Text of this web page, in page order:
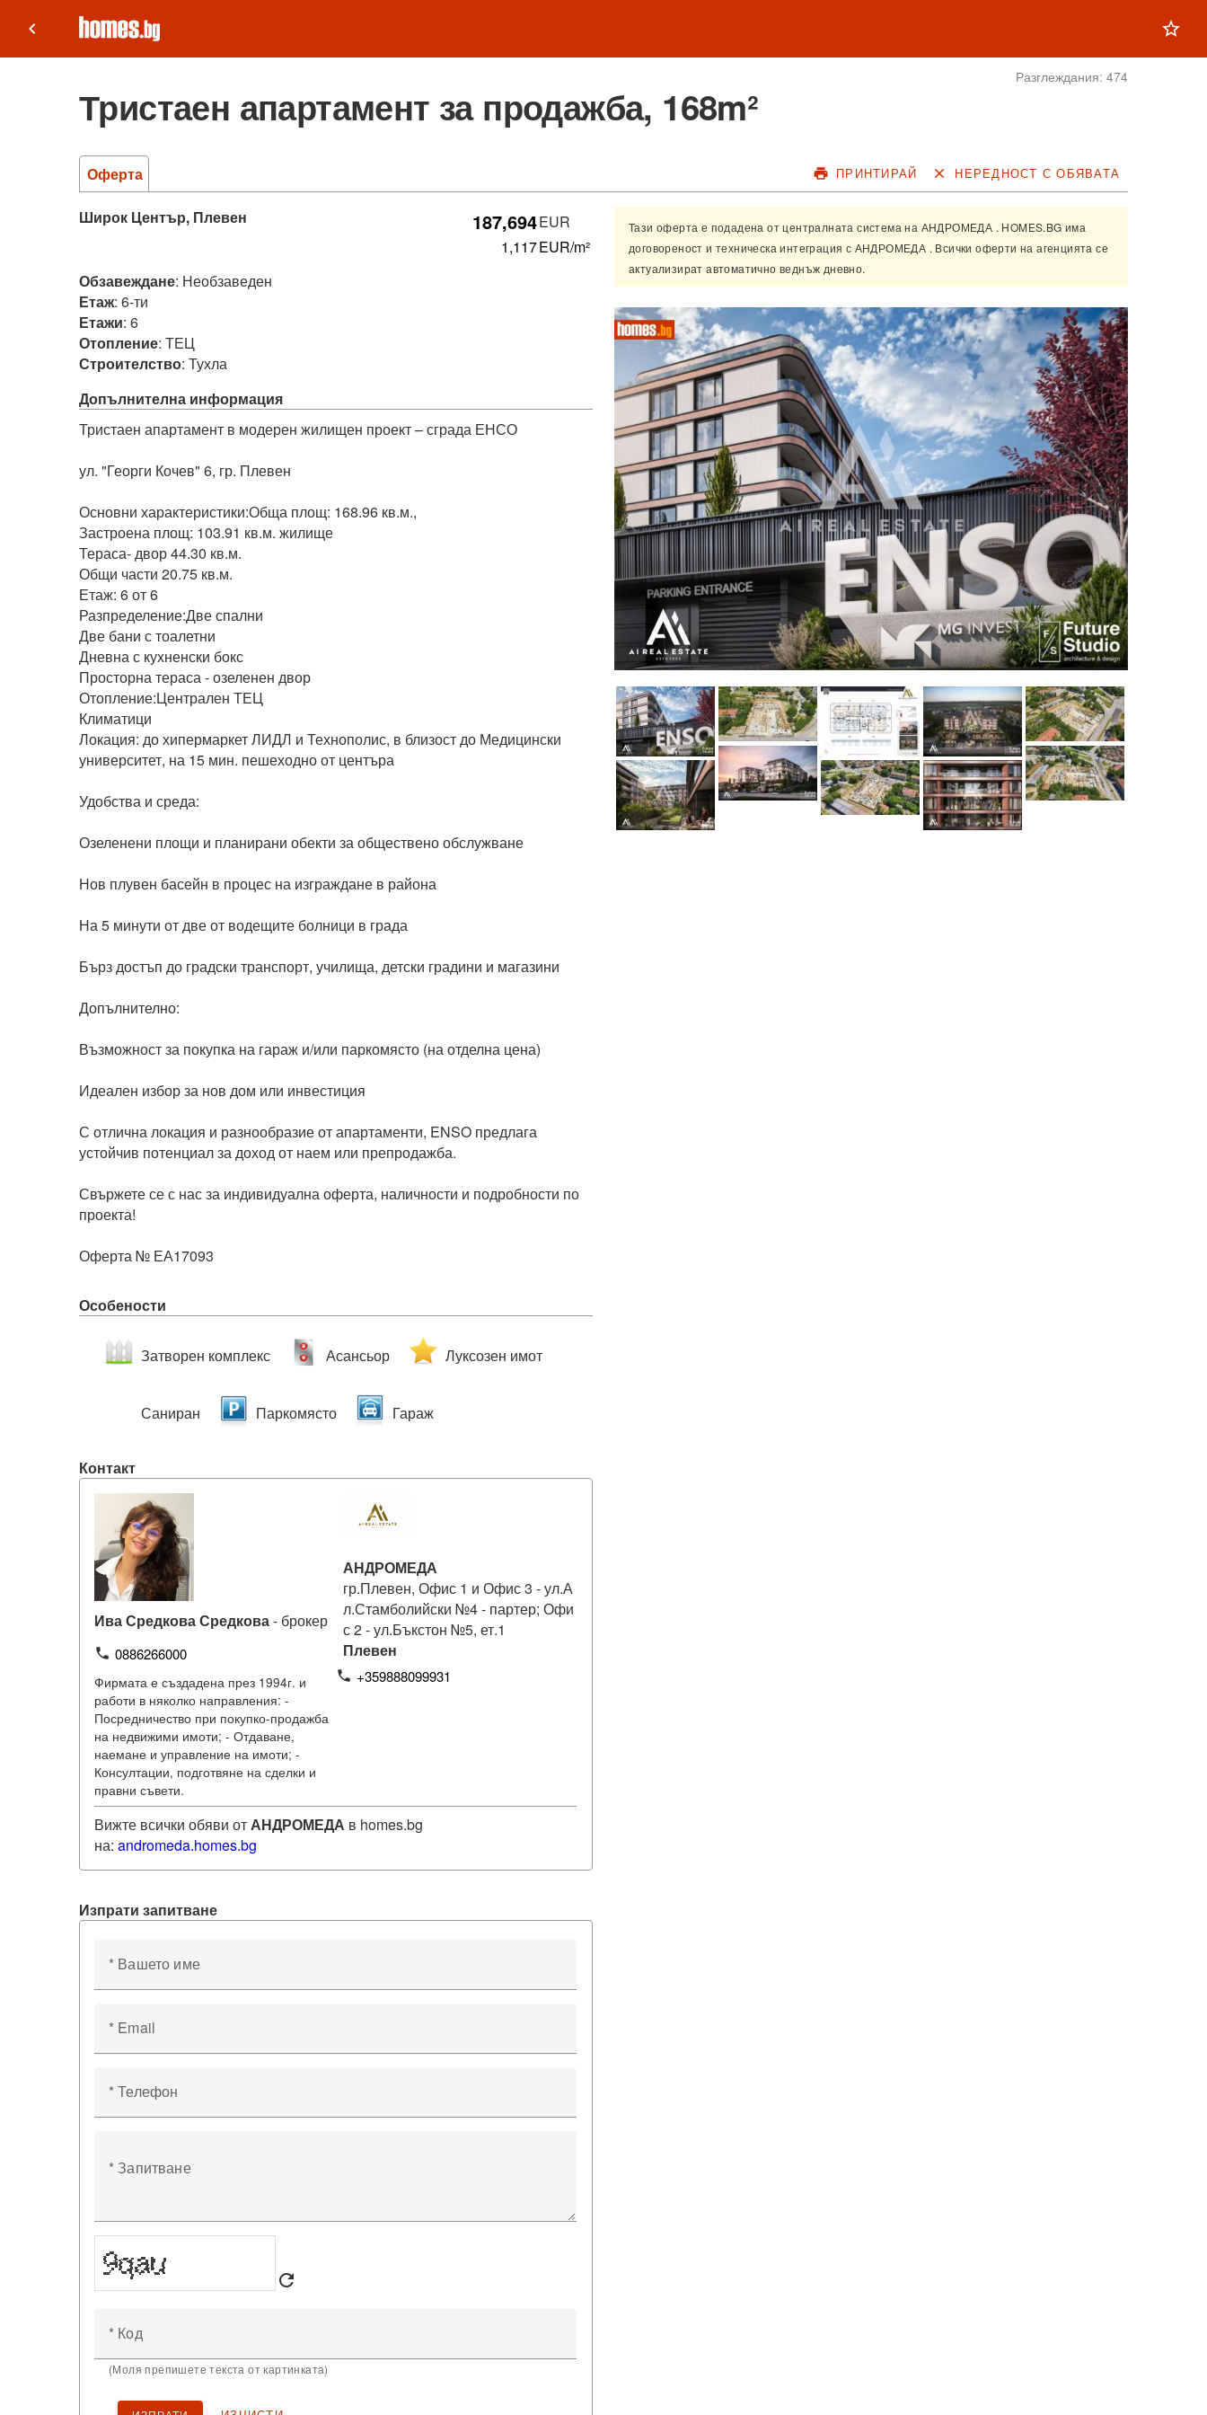
keyboard_arrow_left star_outline
Разглеждания: 474
Тристаен апартамент за продажба, 168m²
Оферта print ПРИНТИРАЙ close НЕРЕДНОСТ С ОБЯВАТА
Тази оферта е подадена от централната система на АНДРОМЕДА . HOMES.BG има
договореност и техническа интеграция с АНДРОМЕДА . Всички оферти на агенцията се
актуализират автоматично веднъж дневно.
Широк Център, Плевен 187,694EUR
1,117EUR/m²
Обзавеждане: Необзаведен
Етаж: 6-ти
Етажи: 6
Отопление: ТЕЦ
Строителство: Тухла
Допълнителна информация
Тристаен апартамент в модерен жилищен проект – сграда ЕНСО
ул. "Георги Кочев" 6, гр. Плевен
Основни характеристики:Обща площ: 168.96 кв.м.,
Застроена площ: 103.91 кв.м. жилище
Тераса- двор 44.30 кв.м.
Общи части 20.75 кв.м.
Етаж: 6 от 6
Разпределение:Две спални
Две бани с тоалетни
Дневна с кухненски бокс
Просторна тераса - озеленен двор
Отопление:Централен ТЕЦ
Климатици
Локация: до хипермаркет ЛИДЛ и Технополис, в близост до Медицински
университет, на 15 мин. пешеходно от центъра
Удобства и среда:
Озеленени площи и планирани обекти за обществено обслужване
Нов плувен басейн в процес на изграждане в района
На 5 минути от две от водещите болници в града
Бърз достъп до градски транспорт, училища, детски градини и магазини
Допълнително:
Възможност за покупка на гараж и/или паркомясто (на отделна цена)
Идеален избор за нов дом или инвестиция
С отлична локация и разнообразие от апартаменти, ENSO предлага
устойчив потенциал за доход от наем или препродажба.
Свържете се с нас за индивидуална оферта, наличности и подробности по
проекта!
Оферта № ЕА17093
Особености
Затворен комплекс Асансьор Луксозен имот
Саниран Паркомясто Гараж
Контакт
Ива Средкова Средкова- брокер
phone 0886266000
Фирмата е създадена през 1994г. и
работи в няколко направления: -
Посредничество при покупко-продажба
на недвижими имоти; - Отдаване,
наемане и управление на имоти; -
Консултации, подготвяне на сделки и
правни съвети.
АНДРОМЕДА
гр.Плевен, Офис 1 и Офис 3 - ул.А
л.Стамболийски №4 - партер; Офи
с 2 - ул.Бъкстон №5, ет.1
Плевен
phone +359888099931
Вижте всички обяви отАНДРОМЕДА в homes.bg
на: andromeda.homes.bg
Изпрати запитване
* Вашето име
* Email
* Телефон
* Запитване
refresh
* Код
(Моля препишете текста от картинката)